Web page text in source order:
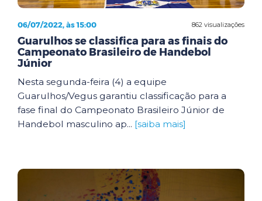
862 visualizações
06/07/2022, às 15:00
Guarulhos se classifica para as finais do
Campeonato Brasileiro de Handebol
Júnior
Nesta segunda-feira (4) a equipe
Guarulhos/Vegus garantiu classificação para a
fase final do Campeonato Brasileiro Júnior de
Handebol masculino ap... [saiba mais]